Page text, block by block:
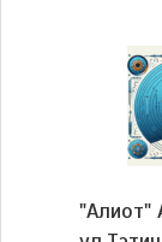
"Алиот"